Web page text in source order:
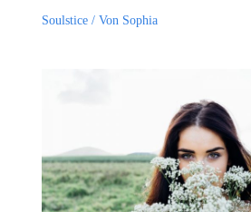
Soulstice/ Von Sophia